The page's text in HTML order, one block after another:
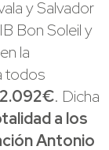
y Salvador
Bon Soleil y
la
todos
. Dicha
a los
Antonio